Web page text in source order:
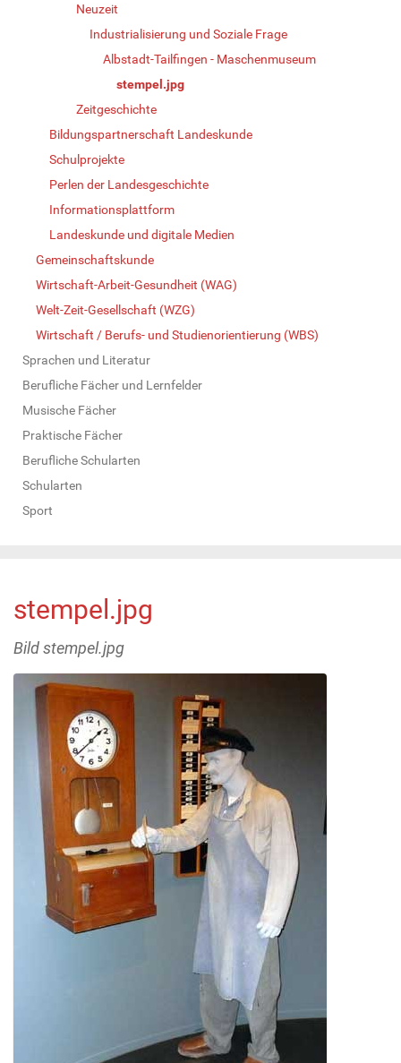
Neuzeit
Industrialisierung und Soziale Frage
Albstadt-Tailfingen - Maschenmuseum
stempel.jpg
Zeitgeschichte
Bildungspartnerschaft Landeskunde
Schulprojekte
Perlen der Landesgeschichte
Informationsplattform
Landeskunde und digitale Medien
Gemeinschaftskunde
Wirtschaft-Arbeit-Gesundheit (WAG)
Welt-Zeit-Gesellschaft (WZG)
Wirtschaft / Berufs- und Studienorientierung (WBS)
Sprachen und Literatur
Berufliche Fächer und Lernfelder
Musische Fächer
Praktische Fächer
Berufliche Schularten
Schularten
Sport
stempel.jpg
Bild stempel.jpg